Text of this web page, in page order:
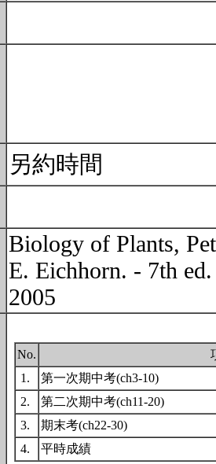
另約時間
Biology of Plants,
E. Eichhorn. - 7th ed.
2005
No.
1.
第一次期中考(ch3-10)
2.
第二次期中考(ch11-20)
3.
期末考(ch22-30)
4.
平時成績